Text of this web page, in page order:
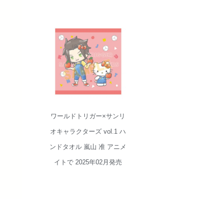
ー×サンリオキャ
ラクターズ vol.1
ハンドタオル 嵐
山 准 アニメイト
で 2025年02月発
ワールドトリガー×サンリ
オキャラクターズ vol.1 ハ
ンドタオル 嵐山 准 アニメ
イトで 2025年02月発売